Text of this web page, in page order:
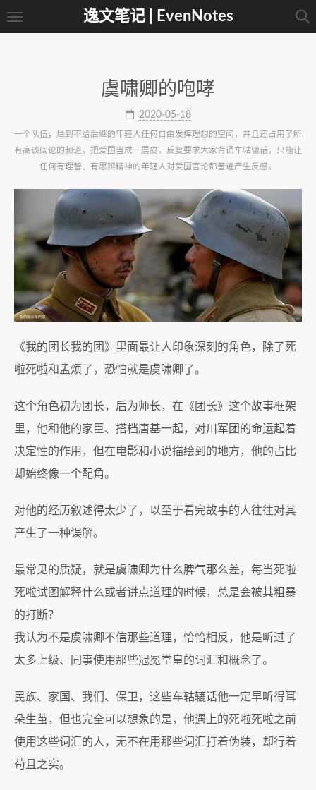
逸文笔记 | EvenNotes
虞啸卿的咆哮
2020-05-18
一个队伍，烂到不给后继的年轻人任何自由发挥理想的空间，并且还占用了所
有高谈阔论的频道，把爱国当成一层皮，反复要求大家背诵车轱辘话，只能让
任何有理智、有思辨精神的年轻人对爱国言论都普遍产生反感。
《我的团长我的团》里面最让人印象深刻的角色，除了死
啦死啦和孟烦了，恐怕就是虞啸卿了。
这个角色初为团长，后为师长，在《团长》这个故事框架
里，他和他的家臣、搭档唐基一起，对川军团的命运起着
决定性的作用，但在电影和小说描绘到的地方，他的占比
却始终像一个配角。
对他的经历叙述得太少了，以至于看完故事的人往往对其
产生了一种误解。
最常见的质疑，就是虞啸卿为什么脾气那么差，每当死啦
死啦试图解释什么或者讲点道理的时候，总是会被其粗暴
的打断？
我认为不是虞啸卿不信那些道理，恰恰相反，他是听过了
太多上级、同事使用那些冠冕堂皇的词汇和概念了。
民族、家国、我们、保卫，这些车轱辘话他一定早听得耳
朵生茧，但也完全可以想象的是，他遇上的死啦死啦之前
使用这些词汇的人，无不在用那些词汇打着伪装，却行着
苟且之实。